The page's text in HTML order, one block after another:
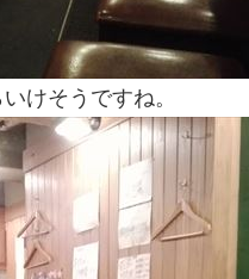
けそうですね。